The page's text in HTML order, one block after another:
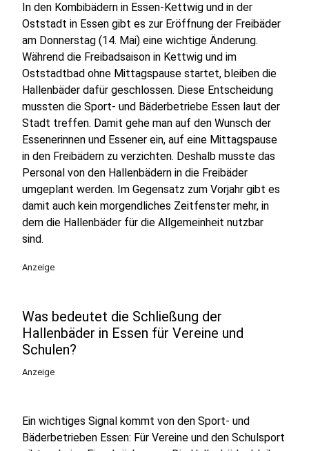
In den Kombibädern in Essen-Kettwig und in der
Oststadt in Essen gibt es zur Eröffnung der Freibäder
am Donnerstag (14. Mai) eine wichtige Änderung.
Während die Freibadsaison in Kettwig und im
Oststadtbad ohne Mittagspause startet, bleiben die
Hallenbäder dafür geschlossen. Diese Entscheidung
mussten die Sport- und Bäderbetriebe Essen laut der
Stadt treffen. Damit gehe man auf den Wunsch der
Essenerinnen und Essener ein, auf eine Mittagspause
in den Freibädern zu verzichten. Deshalb musste das
Personal von den Hallenbädern in die Freibäder
umgeplant werden. Im Gegensatz zum Vorjahr gibt es
damit auch kein morgendliches Zeitfenster mehr, in
dem die Hallenbäder für die Allgemeinheit nutzbar
sind.
Anzeige
Was bedeutet die Schließung der
Hallenbäder in Essen für Vereine und
Schulen?
Anzeige
Ein wichtiges Signal kommt von den Sport- und
Bäderbetrieben Essen: Für Vereine und den Schulsport